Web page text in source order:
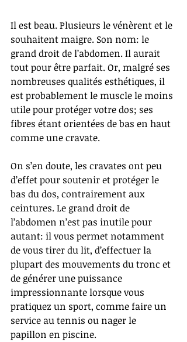
Il est beau. Plusieurs le vénèrent et le
souhaitent maigre. Son nom: le
grand droit de l’abdomen. Il aurait
tout pour être parfait. Or, malgré ses
nombreuses qualités esthétiques, il
est probablement le muscle le moins
utile pour protéger votre dos; ses
fibres étant orientées de bas en haut
comme une cravate.
On s’en doute, les cravates ont peu
d’effet pour soutenir et protéger le
bas du dos, contrairement aux
ceintures. Le grand droit de
l’abdomen n’est pas inutile pour
autant: il vous permet notamment
de vous tirer du lit, d’effectuer la
plupart des mouvements du tronc et
de générer une puissance
impressionnante lorsque vous
pratiquez un sport, comme faire un
service au tennis ou nager le
papillon en piscine.